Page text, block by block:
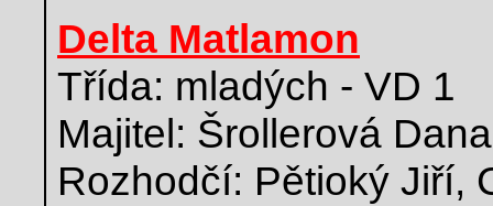
Delta Matlamon
Třída: mladých - VD 1
Majitel: Šrollerová Dana
Rozhodčí: Pětioký Jiří,